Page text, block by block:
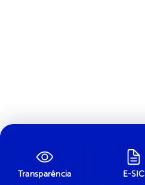
Transparência E-SIC